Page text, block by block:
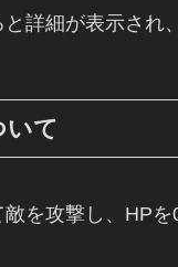
詳細が表示され
て
を攻撃し、HPを